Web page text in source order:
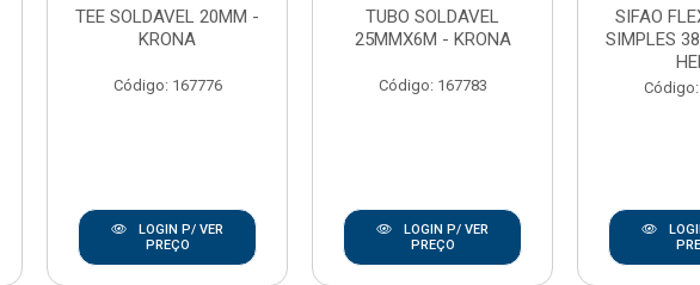
TEE SOLDAVEL 20MM -
KRONA
Código: 167776
LOGIN P/ VER
PREÇO
TUBO SOLDAVEL
25MMX6M - KRONA
Código: 167783
LOGIN P/ VER
PREÇO
SIFAO
SIMPLES